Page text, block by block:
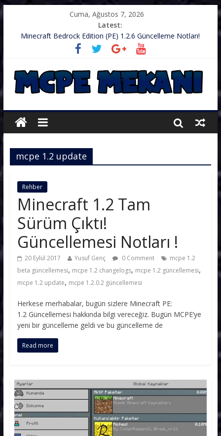
Cuma, Ağustos 7, 2026
Latest:
Minecraft Bedrock Edition (PE) 1.2.6 Güncelleme Notları!
.zip’li Doku Paketini Minecraft’ıma Nasıl Koyarım?
TurkishCraft Faction Sunucusu – v1.2.10
Minecraft (PE) PUBG Server IP – Harika Bir Server
Minecraft: PE 1.2.9 – Güncelleme Notları
mcpe 1.2 update
Rehber
Minecraft 1.2 Tam
Sürüm Çıktı!
Güncellemesi Notları !
20 Eylül 2017 Yusuf Genç 0 Comment
mcpe 1.2
beta güncellemesi, mcpe 1.2 changelogs, mcpe 1.2 güncellemesi,
mcpe 1.2 update, mcpe 1.2.0.2 güncellemesi
Herkese merhabalar, bugün sizlere Minecraft PE:
1.2 Güncellemesi hakkında bilgi vereceğiz. Bugün MCPE‘ye
yeni bir güncelleme geldi ve bu güncelleme de
Read more